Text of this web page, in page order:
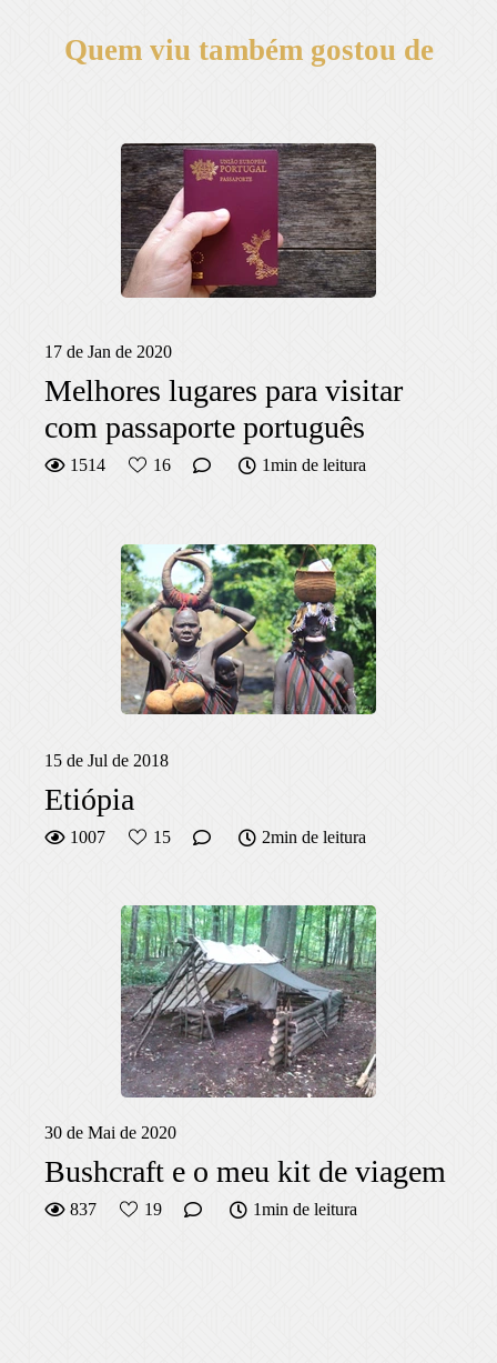
Quem viu também gostou de
17 de Jan de 2020
Melhores lugares para visitar
com passaporte português
1514 16 1min de leitura
15 de Jul de 2018
Etiópia
1007 15 2min de leitura
30 de Mai de 2020
Bushcraft e o meu kit de viagem
837 19 1min de leitura